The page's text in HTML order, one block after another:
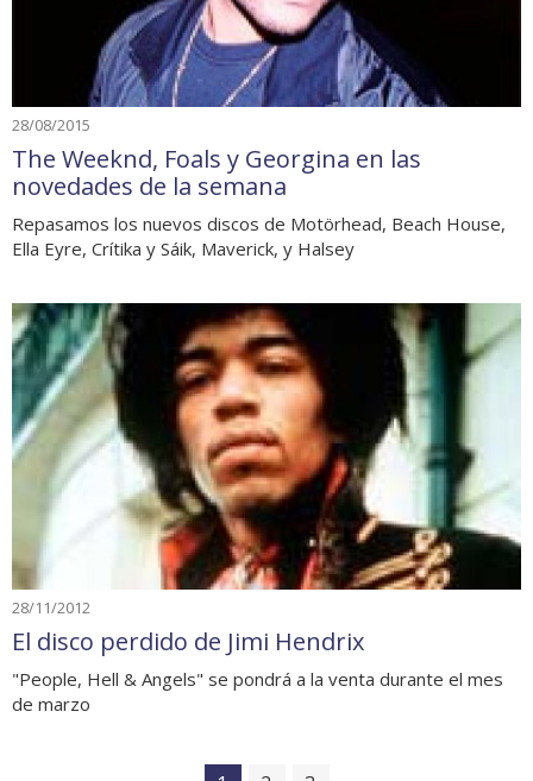
28/08/2015
The Weeknd, Foals y Georgina en las
novedades de la semana
Repasamos los nuevos discos de Motörhead, Beach House,
Ella Eyre, Crítika y Sáik, Maverick, y Halsey
28/11/2012
El disco perdido de Jimi Hendrix
"People, Hell & Angels" se pondrá a la venta durante el mes
de marzo